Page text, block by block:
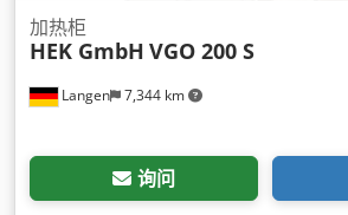
Langen 7,344 km
加热柜
HEK GmbH VGO 200 S
询问